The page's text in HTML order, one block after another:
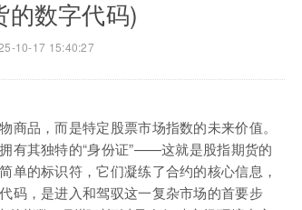
的数字代码)
10-17 15:40:27
品，而是特定股票市场指数的未来价值。
有其独特的“身份证”——这就是股指期货的
单的标识符，它们凝练了合约的核心信息，
码，是进入和驾驭这一复杂市场的首要步